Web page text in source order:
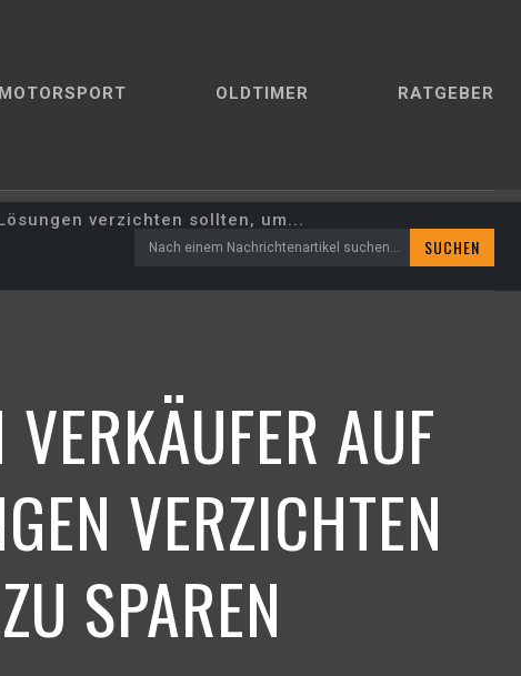
MOTORSPORT OLDTIMER RATGEBER
verzichten sollten, um...
Nach einem Nachrichtenartikel suchen... SUCHEN
AUF
VERZICHTEN
SPAREN